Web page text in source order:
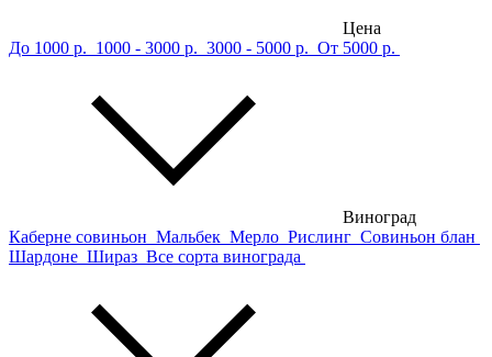
Цена
До 1000 р. 1000 - 3000 р. 3000 - 5000 р. От 5000 р.
Виноград
Каберне совиньон Мальбек Мерло Рислинг Совиньон блан
Шардоне Шираз Все сорта винограда